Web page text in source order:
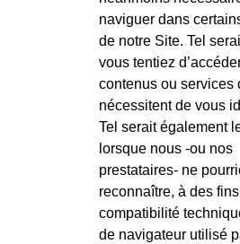
naviguer dans
de notre Site. Tel
vous tentiez
contenus ou services
nécessitent de vous
Tel serait également
lorsque nous -ou nos
prestataires- ne
reconnaître, à des
compatibilité
de navigateur utilisé